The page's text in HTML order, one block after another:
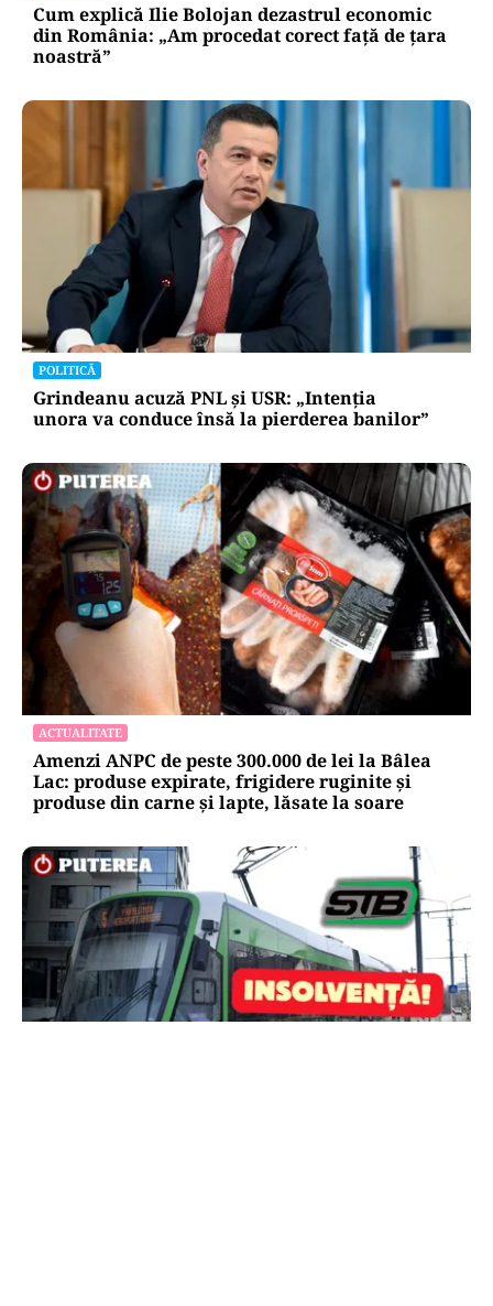
Cum explică Ilie Bolojan dezastrul economic
din România: „Am procedat corect față de țara
noastră”
POLITICĂ
Grindeanu acuză PNL și USR: „Intenția
unora va conduce însă la pierderea banilor”
ACTUALITATE
Amenzi ANPC de peste 300.000 de lei la Bâlea
Lac: produse expirate, frigidere ruginite și
produse din carne și lapte, lăsate la soare